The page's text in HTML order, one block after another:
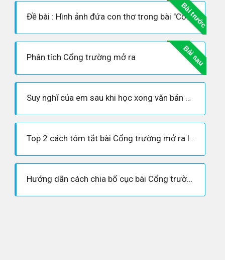
Bài trước
Đề bài : Hình ảnh đứa con thơ trong bài "Cổng trường mở ra" của Lý Lan
Bài sau
Phân tích Cổng trường mở ra
Suy nghĩ của em sau khi học xong văn bản cổng trường mở ra
Top 2 cách tóm tắt bài Cổng trường mở ra lớp 7
Hướng dẫn cách chia bố cục bài Cổng trường mở ra lớp 7